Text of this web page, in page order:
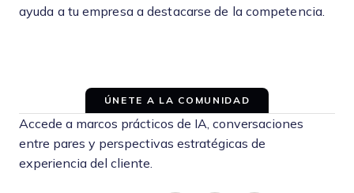
ayuda a tu empresa a destacarse de la competencia.
ÚNETE A LA COMUNIDAD
Accede a marcos prácticos de IA, conversaciones
entre pares y perspectivas estratégicas de
experiencia del cliente.